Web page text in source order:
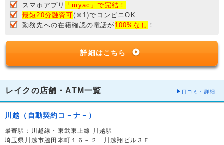
スマホアプリ
「myac」で完結！
最短20分融資可(※1)でコンビニOK
勤務先への在籍確認の電話が 100%なし ！
詳細はこちら
レイクの店舗・ATM一覧 口コミ・詳細
川越（自動契約コ－ナ－）
最寄駅：川越線・東武東上線 川越駅
埼玉県川越市脇田本町１６－２ 川越翔ビル３Ｆ